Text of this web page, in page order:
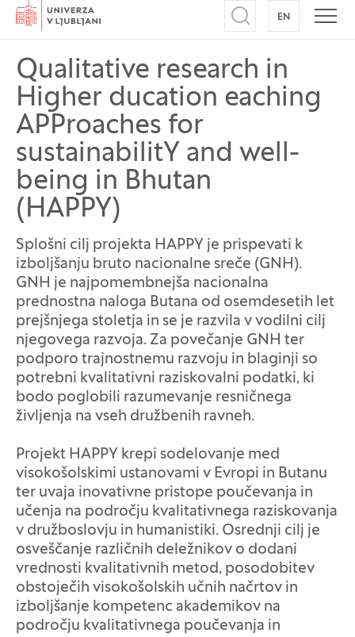
Domov
Odpri iskalnik
EN NA
Qualitative research in
Higher ducation eaching
APProaches for
sustainabilitY and well-
being in Bhutan
(HAPPY)
Splošni cilj projekta HAPPY je prispevati k
izboljšanju bruto nacionalne sreče (GNH).
GNH je najpomembnejša nacionalna
prednostna naloga Butana od osemdesetih let
prejšnjega stoletja in se je razvila v vodilni cilj
njegovega razvoja. Za povečanje GNH ter
podporo trajnostnemu razvoju in blaginji so
potrebni kvalitativni raziskovalni podatki, ki
bodo poglobili razumevanje resničnega
življenja na vseh družbenih ravneh.
Projekt HAPPY krepi sodelovanje med
visokošolskimi ustanovami v Evropi in Butanu
ter uvaja inovativne pristope poučevanja in
učenja na področju kvalitativnega raziskovanja
v družboslovju in humanistiki. Osrednji cilj je
osveščanje različnih deležnikov o dodani
vrednosti kvalitativnih metod, posodobitev
obstoječih visokošolskih učnih načrtov in
izboljšanje kompetenc akademikov na
področju kvalitativnega poučevanja in